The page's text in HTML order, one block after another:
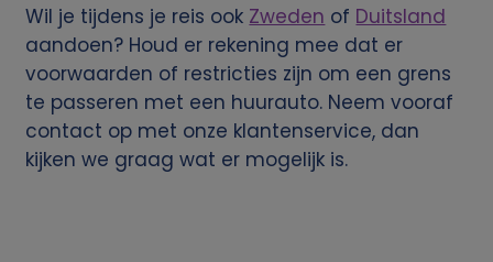
Wil je tijdens je reis ook Zweden of Duitsland
aandoen? Houd er rekening mee dat er
voorwaarden of restricties zijn om een grens
te passeren met een huurauto. Neem vooraf
contact op met onze klantenservice, dan
kijken we graag wat er mogelijk is.
n
s
e